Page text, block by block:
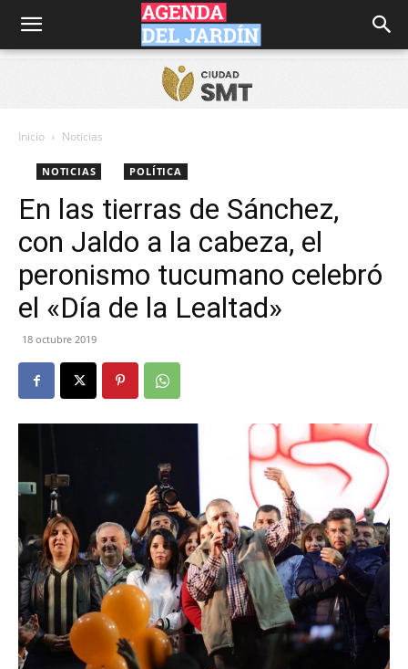
Agenda
Jardín
Inicio Noticias
NOTICIAS POLÍTICA
En las tierras de Sánchez,
con Jaldo a la cabeza, el
peronismo tucumano celebró
el «Día de la Lealtad»
18 octubre 2019